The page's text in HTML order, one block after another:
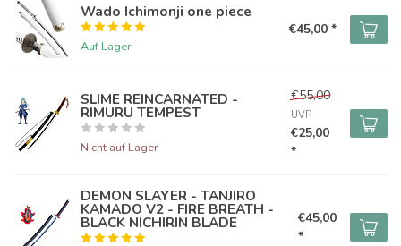
Wado Ichimonji one piece
Auf Lager
€45,00 *
SLIME REINCARNATED -
RIMURU TEMPEST
Nicht auf Lager
€55,00
UVP
€25,00
*
DEMON SLAYER - TANJIRO
KAMADO V2 - FIRE BREATH -
BLACK NICHIRIN BLADE
€45,00
*